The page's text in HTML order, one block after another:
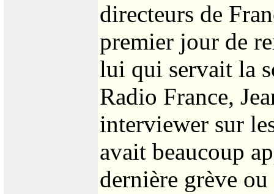
directeurs de
premier jour de
lui qui servait la
Radio France,
interviewer sur
avait beaucoup
dernière grève